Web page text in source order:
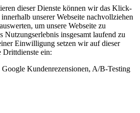
dieser Dienste können wir das Klick-
unserer Webseite nachvollziehen
um unsere Webseite zu
Nutzungserlebnis insgesamt laufend zu
Einwilligung setzen wir auf dieser
Drittdienste ein:
Kundenrezensionen, A/B-Testing